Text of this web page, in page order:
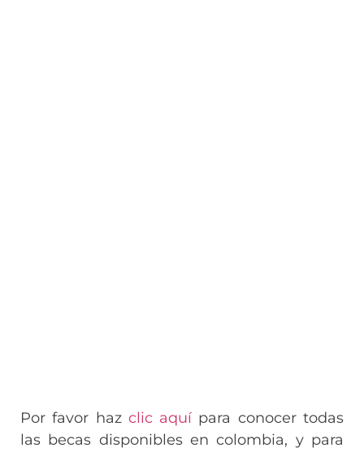
Por favor haz clic aquí para conocer todas
las becas disponibles en colombia, y para